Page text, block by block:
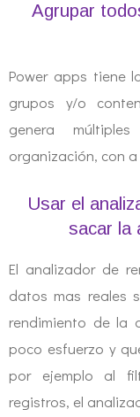
Agrupar
Power apps tiene
grupos y/o
genera
organización, con
Usar el
sacar la
El analizador de
datos mas reales
rendimiento de la
poco esfuerzo y
por ejemplo al
registros, el